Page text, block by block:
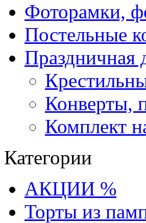
Фоторамки,
Постельные
Праздничная
Конверты,
Комплект
Категории
АКЦИИ %
Торты из